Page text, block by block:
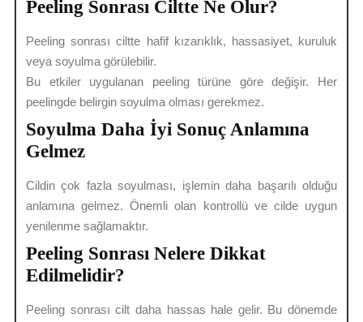
Peeling Sonrası Ciltte Ne Olur?
Peeling sonrası ciltte hafif kızarıklık, hassasiyet, kuruluk
veya soyulma görülebilir.
Bu etkiler uygulanan peeling türüne göre değişir. Her
peelingde belirgin soyulma olması gerekmez.
Soyulma Daha İyi Sonuç Anlamına
Gelmez
Cildin çok fazla soyulması, işlemin daha başarılı olduğu
anlamına gelmez. Önemli olan kontrollü ve cilde uygun
yenilenme sağlamaktır.
Peeling Sonrası Nelere Dikkat
Edilmelidir?
Peeling sonrası cilt daha hassas hale gelir. Bu dönemde